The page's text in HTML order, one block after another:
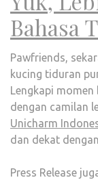
Bahasa
Pawfriends,
kucing tiduran
Lengkapi
dengan camilan
Unicharm
dan dekat
Press Release